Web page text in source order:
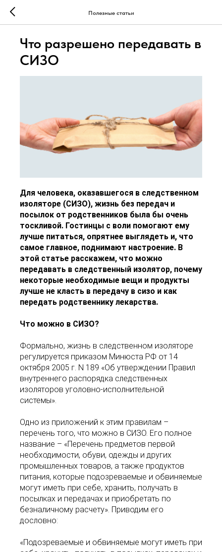
Полезные статьи
Что разрешено передавать в
СИЗО
Для человека, оказавшегося в следственном
изоляторе (СИЗО), жизнь без передач и
посылок от родственников была бы очень
тоскливой. Гостинцы с воли помогают ему
лучше питаться, опрятнее выглядеть и, что
самое главное, поднимают настроение. В
этой статье расскажем, что можно
передавать в следственный изолятор, почему
некоторые необходимые вещи и продукты
лучше не класть в передачу в сизо и как
передать родственнику лекарства.
Что можно в СИЗО?
Формально, жизнь в следственном изоляторе
регулируется приказом Минюста РФ от 14
октября 2005 г. N 189 «Об утверждении Правил
внутреннего распорядка следственных
изоляторов уголовно-исполнительной
системы».
Одно из приложений к этим правилам –
перечень того, что можно в СИЗО. Его полное
название – «Перечень предметов первой
необходимости, обуви, одежды и других
промышленных товаров, а также продуктов
питания, которые подозреваемые и обвиняемые
могут иметь при себе, хранить, получать в
посылках и передачах и приобретать по
безналичному расчету». Приводим его
дословно:
«Подозреваемые и обвиняемые могут иметь при